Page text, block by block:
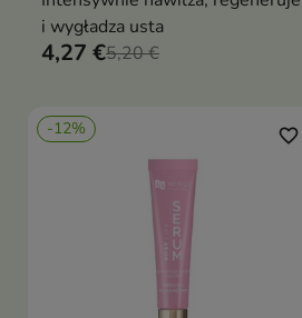
i wygładza usta
4,27 €5,20 €
-12% favorite_border